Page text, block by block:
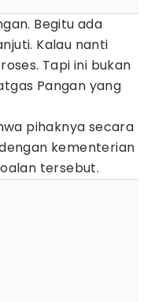
Begitu ada
Kalau nanti
Tapi ini bukan
Pangan yang
pihaknya secara
kementerian
tersebut.